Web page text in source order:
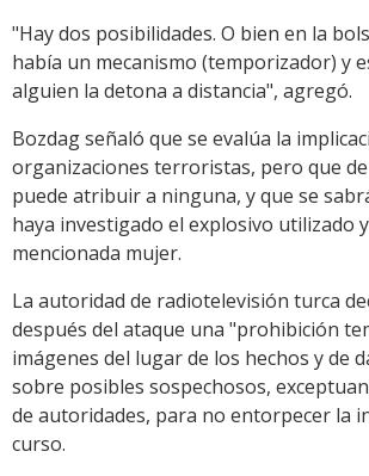
"Hay dos posibilidades. O bien en la
había un mecanismo (temporizador) y
alguien la detona a distancia", agregó.
Bozdag señaló que se evalúa la
organizaciones terroristas, pero que
puede atribuir a ninguna, y que se
haya investigado el explosivo utilizado
mencionada mujer.
La autoridad de radiotelevisión turca
después del ataque una "prohibición
imágenes del lugar de los hechos y de
sobre posibles sospechosos,
de autoridades, para no entorpecer la
curso.